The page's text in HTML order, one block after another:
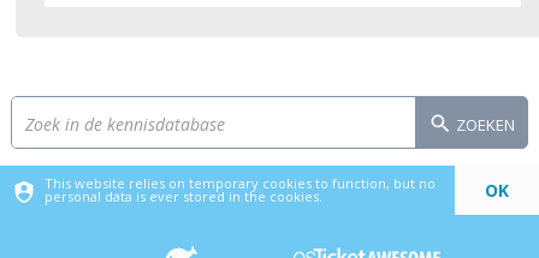
ZOEKEN
This website relies on temporary cookies to function, but no
personal data is ever stored in the cookies. OK